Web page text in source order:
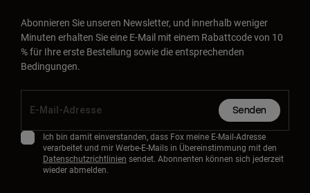
Abonnieren Sie unseren Newsletter, und innerhalb weniger
Minuten erhalten Sie eine E-Mail mit einem Rabattcode von 10
% für Ihre erste Bestellung sowie die entsprechenden
Bedingungen.
Senden
Ich bin damit einverstanden, dass Fox meine E-Mail-Adresse
verarbeitet und mir Werbe-E-Mails in Übereinstimmung mit den
Datenschutzrichtlinien sendet. Abonnenten können sich jederzeit
wieder abmelden.